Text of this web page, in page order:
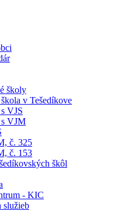
školy
v Tešedíkove
VJS
s VJM
č. 325
č. 153
škôl
- KIC
služieb